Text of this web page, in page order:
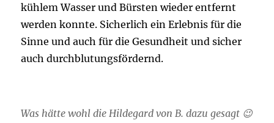
kühlem Wasser und Bürsten wieder entfernt
werden konnte. Sicherlich ein Erlebnis für die
Sinne und auch für die Gesundheit und sicher
auch durchblutungsfördernd.
Was hätte wohl die Hildegard von B. dazu gesagt 😉